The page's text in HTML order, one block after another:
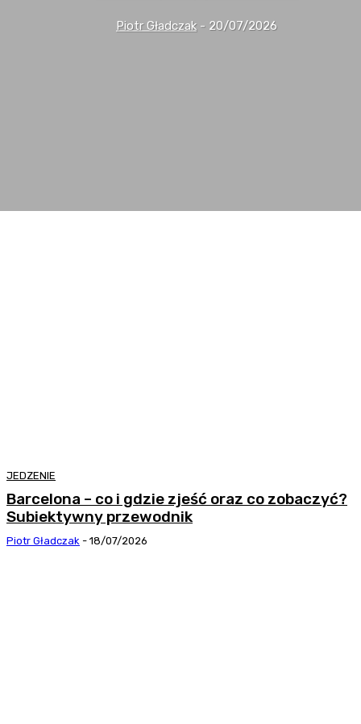
Piotr Gładczak - 20/07/2026
JEDZENIE
Barcelona – co i gdzie zjeść oraz co zobaczyć?
Subiektywny przewodnik
Piotr Gładczak - 18/07/2026